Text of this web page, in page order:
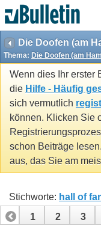
Die Doofen (am
Thema: Die Doofen (am
Wenn dies Ihr erster
die Hilfe - Häufig
sich vermutlich
können. Klicken Sie
schon Beiträge
aus, das Sie am
Stichworte: hall of
1
2 3